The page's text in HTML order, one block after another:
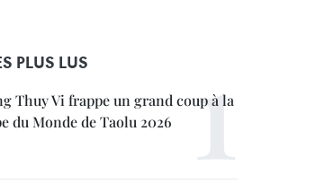
PLUS LUS
Thuy Vi frappe un grand coup à la
du Monde de Taolu 2026